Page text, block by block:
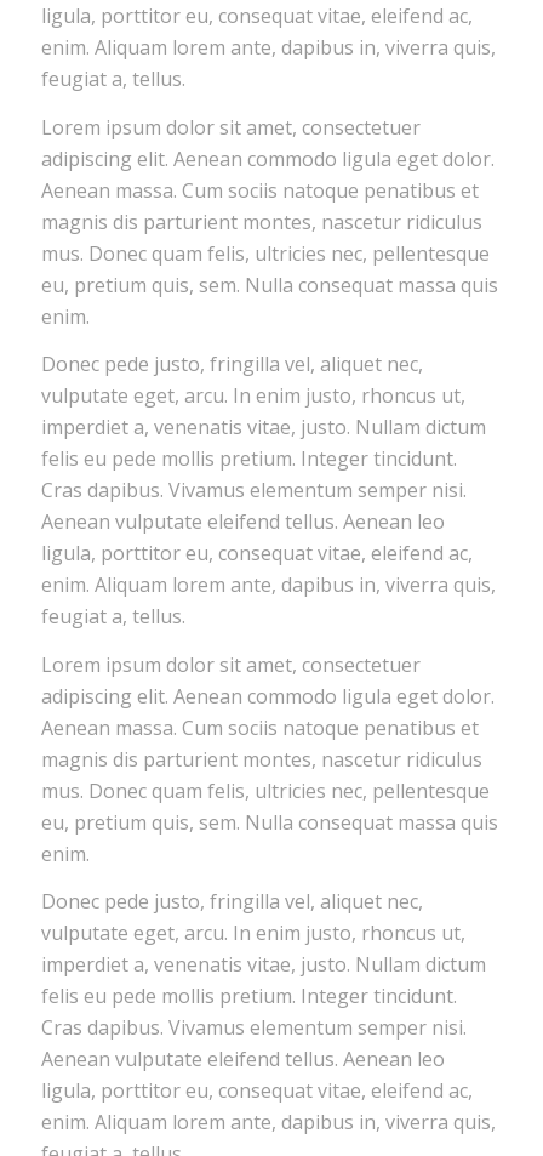
ligula, porttitor eu, consequat vitae, eleifend ac,
enim. Aliquam lorem ante, dapibus in, viverra quis,
feugiat a, tellus.
Lorem ipsum dolor sit amet, consectetuer
adipiscing elit. Aenean commodo ligula eget dolor.
Aenean massa. Cum sociis natoque penatibus et
magnis dis parturient montes, nascetur ridiculus
mus. Donec quam felis, ultricies nec, pellentesque
eu, pretium quis, sem. Nulla consequat massa quis
enim.
Donec pede justo, fringilla vel, aliquet nec,
vulputate eget, arcu. In enim justo, rhoncus ut,
imperdiet a, venenatis vitae, justo. Nullam dictum
felis eu pede mollis pretium. Integer tincidunt.
Cras dapibus. Vivamus elementum semper nisi.
Aenean vulputate eleifend tellus. Aenean leo
ligula, porttitor eu, consequat vitae, eleifend ac,
enim. Aliquam lorem ante, dapibus in, viverra quis,
feugiat a, tellus.
Lorem ipsum dolor sit amet, consectetuer
adipiscing elit. Aenean commodo ligula eget dolor.
Aenean massa. Cum sociis natoque penatibus et
magnis dis parturient montes, nascetur ridiculus
mus. Donec quam felis, ultricies nec, pellentesque
eu, pretium quis, sem. Nulla consequat massa quis
enim.
Donec pede justo, fringilla vel, aliquet nec,
vulputate eget, arcu. In enim justo, rhoncus ut,
imperdiet a, venenatis vitae, justo. Nullam dictum
felis eu pede mollis pretium. Integer tincidunt.
Cras dapibus. Vivamus elementum semper nisi.
Aenean vulputate eleifend tellus. Aenean leo
ligula, porttitor eu, consequat vitae, eleifend ac,
enim. Aliquam lorem ante, dapibus in, viverra quis,